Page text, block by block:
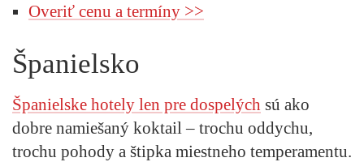
Overiť cenu a termíny >>
Španielsko
Španielske hotely len pre dospelých sú ako
dobre namiešaný koktail – trochu oddychu,
trochu pohody a štipka miestneho temperamentu.